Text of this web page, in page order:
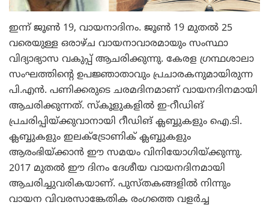
ഇന്ന് ജൂണ്‍ 19, വായനാദിനം. ജൂണ്‍ 19 മുതല്‍ 25
വരെയുള്ള ഒരാഴ്ച വായനാവാരമായും സംസ്ഥാ
വിദ്യാഭ്യാസ വകുപ്പ് ആചരിക്കുന്നു. കേരള ഗ്രന്ഥശാലാ
സംഘത്തിന്റെ ഉപജ്ഞാതാവും പ്രചാരകനുമായിരുന്ന
പി.എന്‍. പണിക്കരുടെ ചരമദിനമാണ് വായനദിനമായി
ആചരിക്കുന്നത്. സ്‌കൂളുകളില്‍ ഇ-റീഡിങ്
പ്രചരിപ്പിയ്ക്കുവാനായി റീഡിങ് ക്ലബ്ബുകളും ഐ.ടി.
ക്ലബ്ബുകളും ഇലക്ട്രോണിക് ക്ലബ്ബുകളും
ആരംഭിയ്ക്കാന്‍ ഈ സമയം വിനിയോഗിയ്ക്കുന്നു.
2017 മുതല്‍ ഈ ദിനം ദേശീയ വായനദിനമായി
ആചരിച്ചുവരികയാണ്. പുസ്തകങ്ങളില്‍ നിന്നും
വായന വിവരസാങ്കേതിക രംഗത്തെ വളര്‍ച്ച